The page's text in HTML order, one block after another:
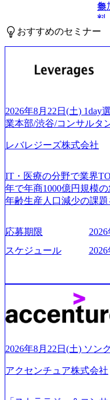
無
料
参
おすすめのセミナー
2026年8月22日(土) 1day
業本部/渋谷/コンサルタ
レバレジーズ株式会社
IT・医療の分野で業界
年で年商1000億円規模
年齢生産人口減少の課
以上の事業を展開する
ており社内で新しい事業
本経営をとっており、事
s/
0x644.webp レバレジー
kerdeck.com/leverages/
cai-yong-xiang-ke) 「働
ー」など、レバレジーズ
「外国人留学生等受入
s://prtimes.jp/main/html/rd/
ジーズ、モチベーショ
応募期限
スケジュール
2026年8月22日(土) ソン
アクセンチュア株式会社